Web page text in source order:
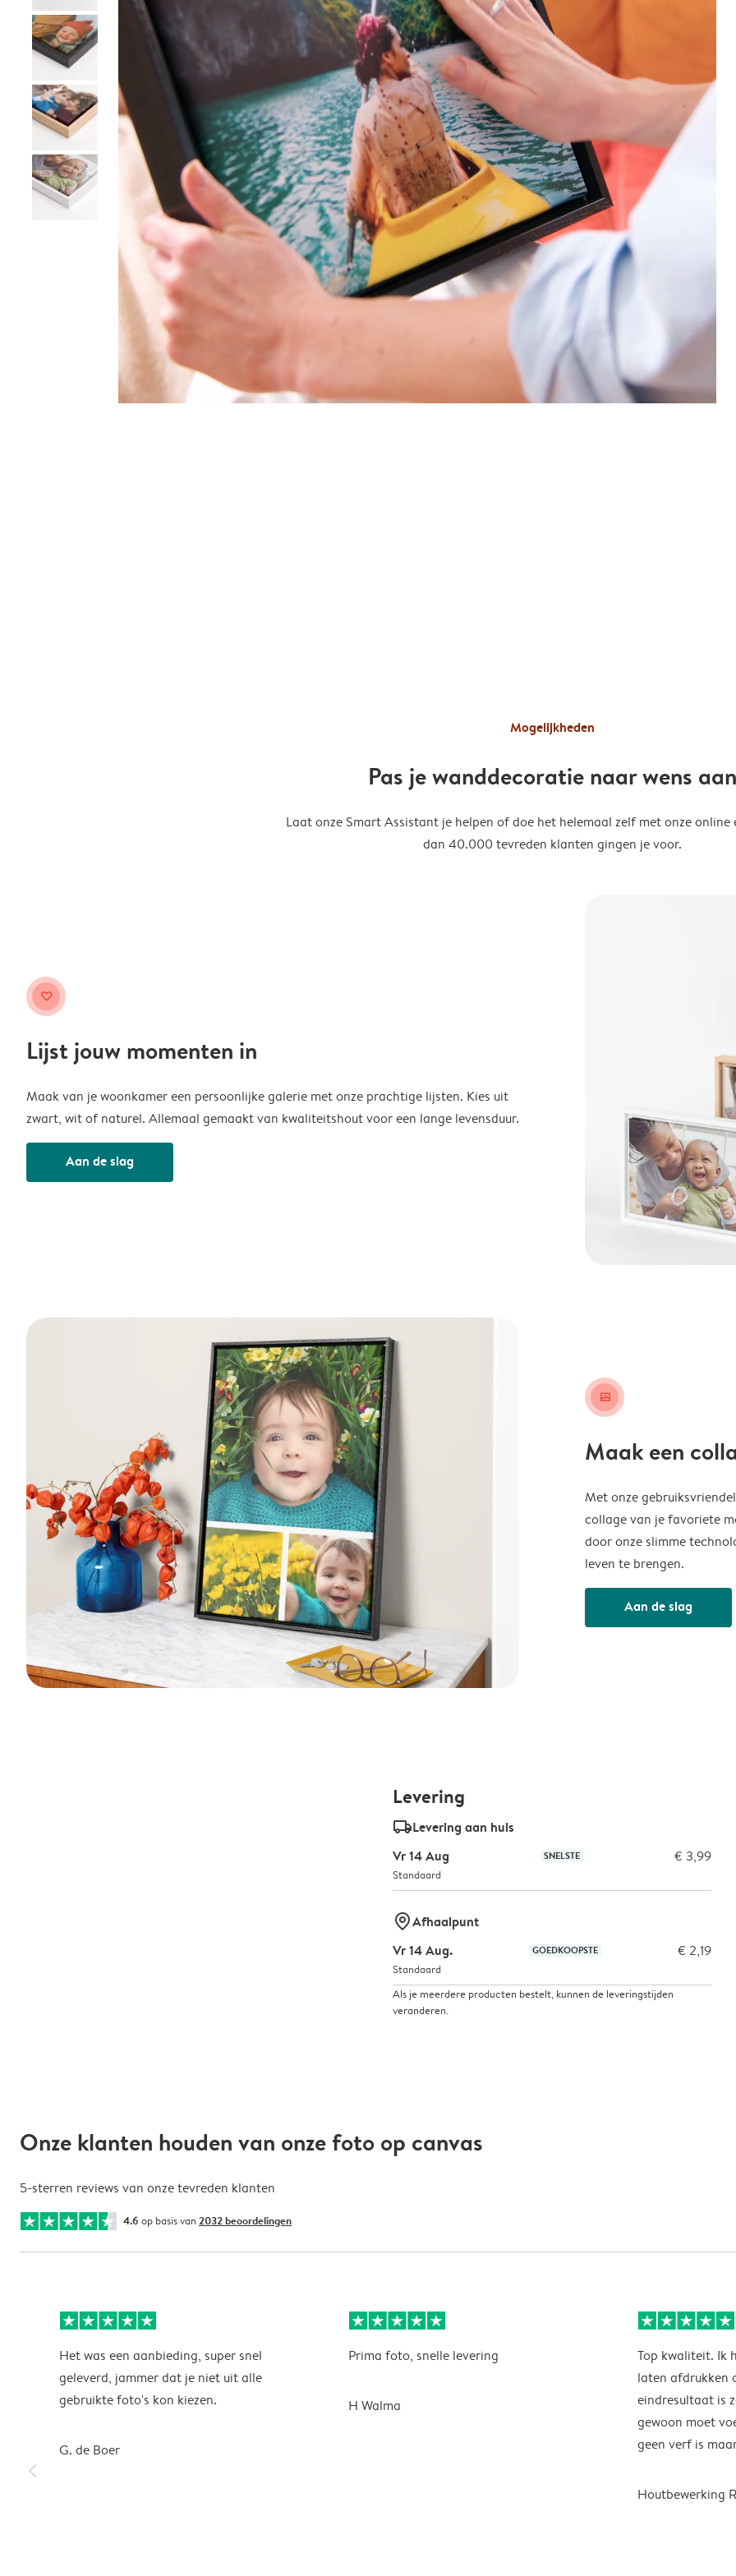
Mogelijkheden
Pas je wanddecoratie naar wens aan
Laat onze Smart Assistant je helpen of doe het helemaal zelf met onze online
dan 40.000 tevreden klanten gingen je voor.
heart
Lijst jouw momenten in
Maak van je woonkamer een persoonlijke galerie met onze prachtige lijsten. Kies uit
zwart, wit of naturel. Allemaal gemaakt van kwaliteitshout voor een lange levensduur.
Aan de slag
image_placeholder
Maak een
Met onze
collage van je favoriete
door onze slimme
leven te brengen.
Aan de slag
Levering
delivery_standard_v2Levering aan huis
Vr 14 Aug
SNELSTE € 3,99
Standaard
marker-pinAfhaalpunt
Vr 14 Aug.
GOEDKOOPSTE € 2,19
Standaard
Als je meerdere producten bestelt, kunnen de leveringstijden
veranderen.
Onze klanten houden van onze foto op canvas
5-sterren reviews van onze tevreden klanten
4.6 op basis van 2032 beoordelingen
slim_arrow_left
Het was een aanbieding, super snel
geleverd, jammer dat je niet uit alle
gebruikte foto's kon kiezen.
G. de Boer
Prima foto, snelle levering
H Walma
Top kwaliteit. Ik
laten afdrukken
eindresultaat is
gewoon moet
geen verf is
Houtbewerking